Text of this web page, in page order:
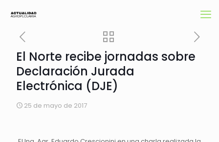
El Norte recibe jornadas sobre
Declaración Jurada
Electrónica (DJE)
25 de mayo de 2017